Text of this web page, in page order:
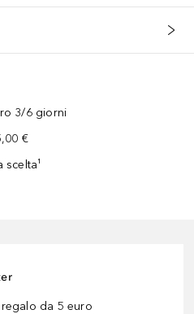
3/6 giorni
€
da 5 euro